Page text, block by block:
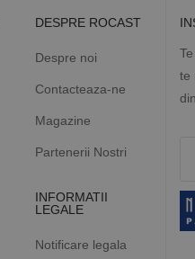
DESPRE ROCAST
Despre noi
Contacteaza-ne
Magazine
Partenerii Nostri
INFORMATII
LEGALE
Notificare legala
te